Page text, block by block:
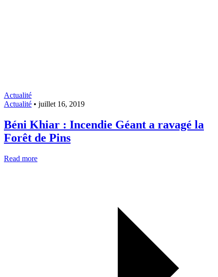
Actualité
Actualité • juillet 16, 2019
Béni Khiar : Incendie Géant a ravagé la
Forêt de Pins
Read more